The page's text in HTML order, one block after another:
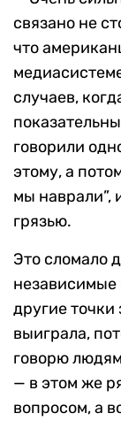
связано не
что
случаев,
говорили
этому, а
мы наврали”,
грязью.
Это сломало
другие точки
выиграла,
говорю
— в этом же
вопросом, а